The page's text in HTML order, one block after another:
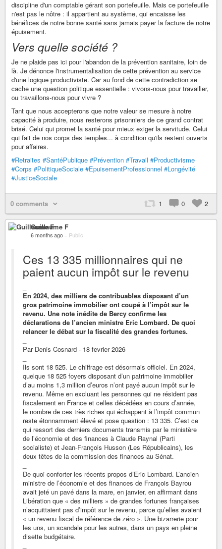
discipline d'un comptable gérant son portefeuille. Mais ce portefeuille
n'est pas le nôtre : il appartient au système, qui encaisse les
bénéfices de notre bonne santé sans jamais payer la facture de notre
épuisement.
Vers quelle société ?
Je ne plaide pas ici pour l'abandon de la prévention sanitaire, loin de
là. Je dénonce l'instrumentalisation de cette prévention au service
d'une logique productiviste. Car au fond de cette contradiction se
cache une question politique essentielle : vivons-nous pour travailler,
ou travaillons-nous pour vivre ?
Tant que nous accepterons que notre valeur se mesure à notre
capacité à produire, nous resterons prisonniers de ce grand contrat
brisé. Celui qui promet la santé pour mieux exiger la servitude. Celui
qui fait de nos corps des temples... à condition qu'ils restent ouverts
pour affaires.
#Retraites #SantéPublique #Prévention #Travail #Productivisme
#Corps #PolitiqueSociale #EpuisementProfessionnel #Longévité
#JusticeSociale
0 comments 1 0 2
Guillaume F
6 months ago – Public
Ces 13 335 millionnaires qui ne
paient aucun impôt sur le revenu
En 2024, des milliers de contribuables disposant d’un
gros patrimoine immobilier ont coupé à l’impôt sur le
revenu. Une note inédite de Bercy confirme les
déclarations de l’ancien ministre Eric Lombard. De quoi
relancer le débat sur la fiscalité des grandes fortunes.
Par Denis Cosnard - 18 fevrier 2026
Ils sont 18 525. Le chiffrage est désormais officiel. En 2024,
quelque 18 525 foyers disposant d’un patrimoine immobilier
d’au moins 1,3 million d’euros n’ont payé aucun impôt sur le
revenu. Même en excluant les personnes qui ne résident pas
fiscalement en France et celles décédées en cours d’année,
le nombre de ces très riches qui échappent à l’impôt commun
reste étonnamment élevé et pose question : 13 335. C’est ce
qui ressort des derniers documents transmis par le ministère
de l’économie et des finances à Claude Raynal (Parti
socialiste) et Jean-François Husson (Les Républicains), les
deux têtes de la commission des finances au Sénat.
De quoi conforter les récents propos d’Eric Lombard. L’ancien
ministre de l’économie et des finances de François Bayrou
avait jeté un pavé dans la mare, en janvier, en affirmant dans
Libération que « des milliers » de grandes fortunes françaises
n’acquittaient pas d’impôt sur le revenu, parce qu’elles avaient
« un revenu fiscal de référence de zéro ». Une bizarrerie pour
les uns, un scandale pour les autres, dans un pays en pleine
disette budgétaire.